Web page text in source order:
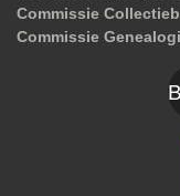
Commissie
Commissie